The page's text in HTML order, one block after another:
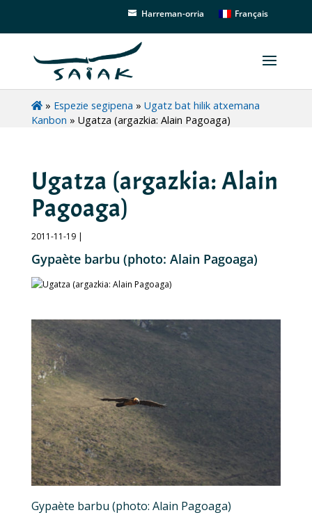
Harreman-orria Français
» Espezie segipena » Ugatz bat hilik atxemana
Kanbon » Ugatza (argazkia: Alain Pagoaga)
Ugatza (argazkia: Alain
Pagoaga)
2011-11-19 |
Gypaète barbu (photo: Alain Pagoaga)
Gypaète barbu (photo: Alain Pagoaga)